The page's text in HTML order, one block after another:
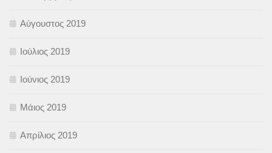
Αύγουστος 2019
Ιούλιος 2019
Ιούνιος 2019
Μάιος 2019
Απρίλιος 2019